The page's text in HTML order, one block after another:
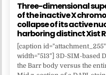
Three-dimensional
of the inactive X
collapse of its active
harboring distinct Xist
[caption
width="513"] 3D-SIM-based
the Barr body versus the